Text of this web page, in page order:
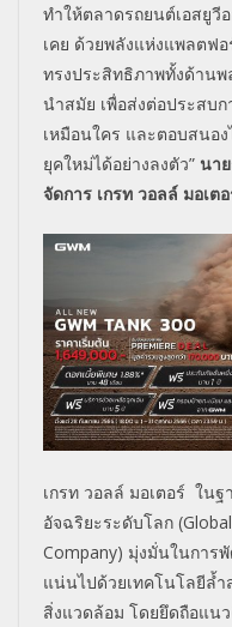
ทำให้ตลาดรถยนต์เอสยูวี
เคย ด้วยพลังแห่งแพลตฟอ
ทรงประสิทธิภาพทั้งด้านพ
นำสมัย เพื่อส่งต่อประสบ
เหมือนใคร และตอบสนอ
ยุคใหม่ได้อย่างลงตัว” นา
จัดการ เกรท วอลล์ มอเต
เกรท วอลล์ มอเตอร์ ในฐ
อัจฉริยะระดับโลก (
Company) มุ่งมั่นในการ
แน่นไปด้วยเทคโนโลยีล้
สิ่งแวดล้อม โดยยึดถือแน